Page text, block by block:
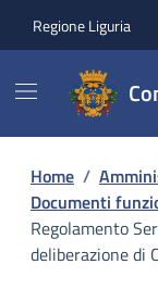
Regione Liguria
Home /
Documenti
Regolamento
deliberazione di